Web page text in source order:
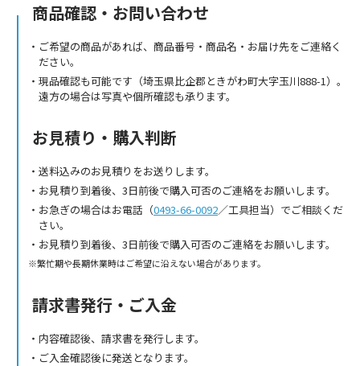
商品確認・お問い合わせ
ご希望の商品があれば、商品番号・商品名・お届け先をご連絡く
ださい。
現品確認も可能です（埼玉県比企郡ときがわ町大字玉川888-1）。
遠方の場合は写真や個所確認も承ります。
お見積り・購入判断
送料込みのお見積りをお送りします。
お見積り到着後、3日前後で購入可否のご連絡をお願いします。
お急ぎの場合はお電話（0493-66-0092／工具担当）でご相談くだ
さい。
お見積り到着後、3日前後で購入可否のご連絡をお願いします。
繁忙期や長期休業時はご希望に沿えない場合があります。
請求書発行・ご入金
内容確認後、請求書を発行します。
ご入金確認後に発送となります。